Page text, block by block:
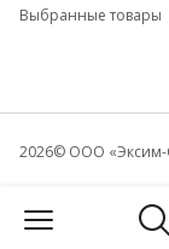
Выбранные товары
2026© ООО «Эксим-